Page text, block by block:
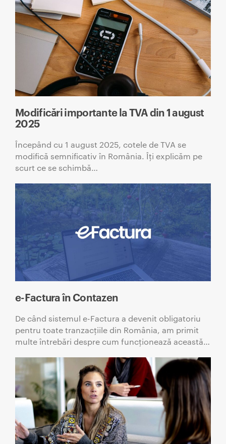
Modificări importante la TVA din 1 august
2025
Începând cu 1 august 2025, cotele de TVA se
modifică semnificativ în România. Îți explicăm pe
scurt ce se schimbă…
e-Factura în Contazen
De când sistemul e-Factura a devenit obligatoriu
pentru toate tranzacțiile din România, am primit
multe întrebări despre cum funcționează această…